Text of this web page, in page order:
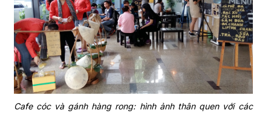
Cafe cóc và gánh hàng rong: hình ảnh thân quen với các